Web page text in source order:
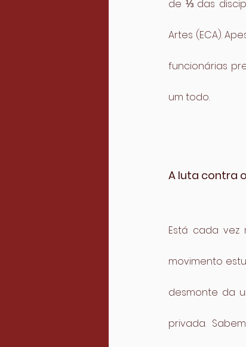
de ⅓ das
Artes (ECA).
funcionárias
um todo.
A luta contra
Está cada
movimento
desmonte da
privada.